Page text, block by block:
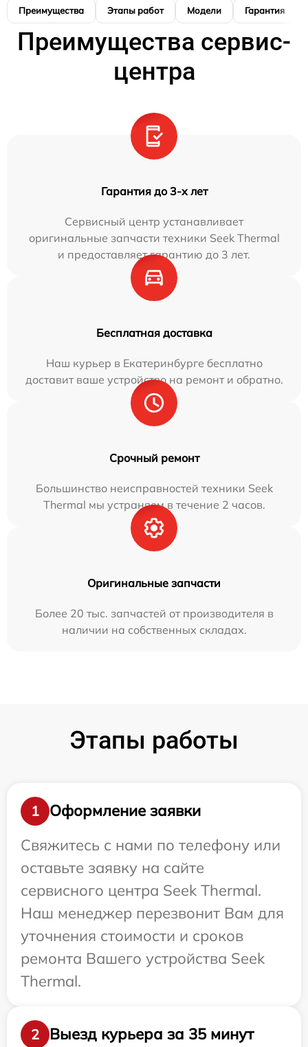
Преимущества Этапы работ Модели Гарантия
Преимущества сервис-
центра
Гарантия до 3-х лет
Сервисный центр устанавливает
оригинальные запчасти техники Seek Thermal
и предоставляет гарантию до 3 лет.
Бесплатная доставка
Наш курьер в Екатеринбурге бесплатно
доставит ваше устройство на ремонт и обратно.
Срочный ремонт
Большинство неисправностей техники Seek
Thermal мы устраняем в течение 2 часов.
Оригинальные запчасти
Более 20 тыс. запчастей от производителя в
наличии на собственных складах.
Этапы работы
1
Оформление заявки
Свяжитесь с нами по телефону или
оставьте заявку на сайте
сервисного центра Seek Thermal.
Наш менеджер перезвонит Вам для
уточнения стоимости и сроков
ремонта Вашего устройства Seek
Thermal.
2 Выезд курьера за 35 минут